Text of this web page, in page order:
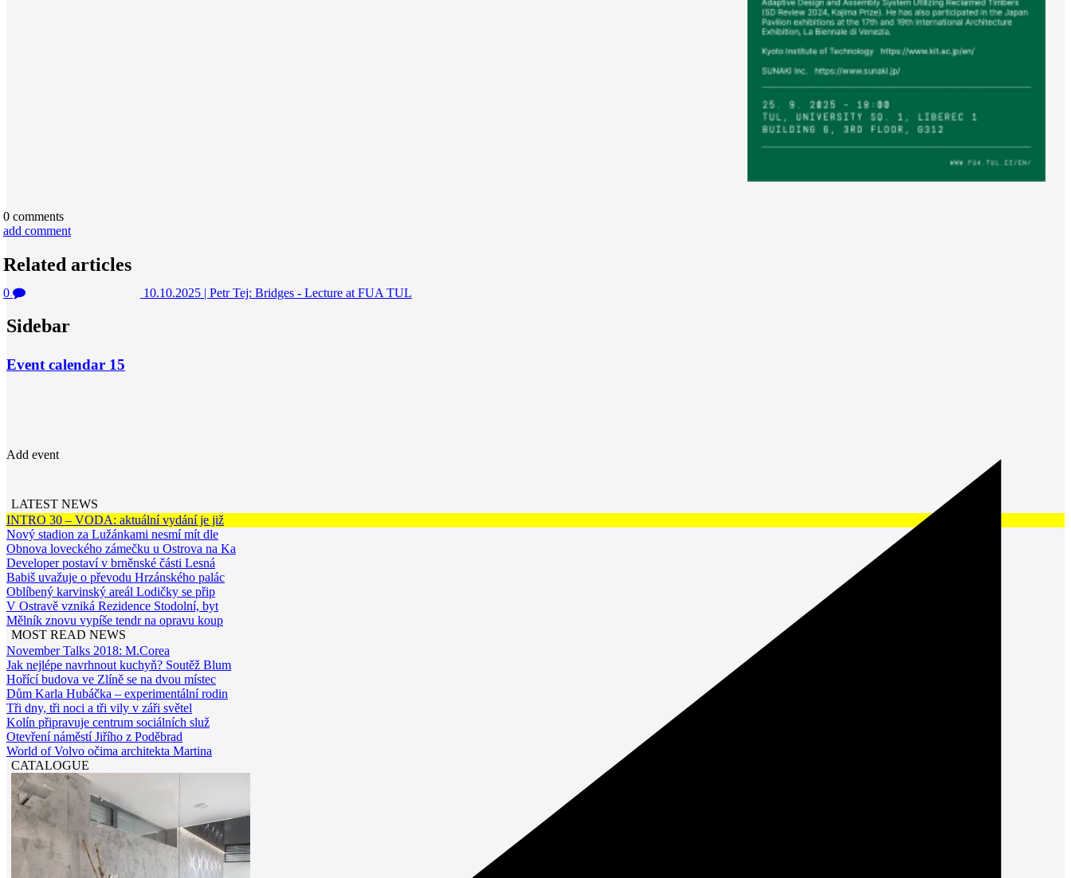
0 comments
add comment
Related articles
0 10.10.2025 | Petr Tej: Bridges - Lecture at FUA TUL
Sidebar
Event calendar 15
Add event
LATEST NEWS
INTRO 30 – VODA: aktuální vydání je již
Nový stadion za Lužánkami nesmí mít dle
Obnova loveckého zámečku u Ostrova na Ka
Developer postaví v brněnské části Lesná
Babiš uvažuje o převodu Hrzánského palác
Oblíbený karvinský areál Lodičky se přip
V Ostravě vzniká Rezidence Stodolní, byt
Mělník znovu vypíše tendr na opravu koup
MOST READ NEWS
November Talks 2018: M.Corea
Jak nejlépe navrhnout kuchyň? Soutěž Blum
Hořící budova ve Zlíně se na dvou místec
Dům Karla Hubáčka – experimentální rodin
Tři dny, tři noci a tři vily v záři světel
Kolín připravuje centrum sociálních služ
Otevření náměstí Jiřího z Poděbrad
World of Volvo očima architekta Martina
CATALOGUE